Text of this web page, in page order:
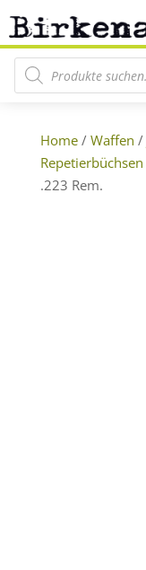
Products search
Home/ Waffen /
Repetierbüchsen
.223 Rem.